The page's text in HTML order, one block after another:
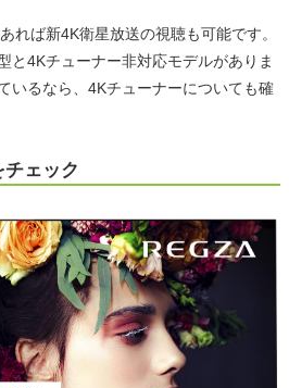
れば新4K衛星放送の視聴も可能です。
と4Kチューナー非対応モデルがありま
いるなら、4Kチューナーについても確
チェック